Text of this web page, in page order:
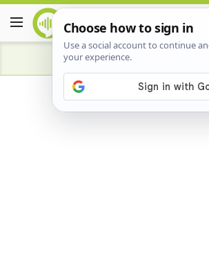
Advertisement